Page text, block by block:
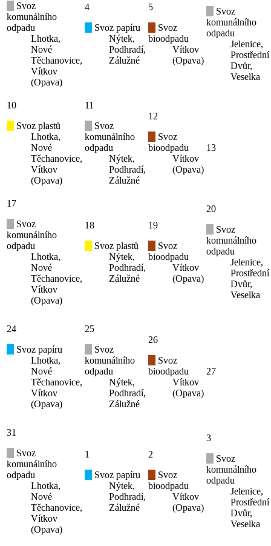
Svoz
komunálního
odpadu
Lhotka,
Nové
Těchanovice,
Vítkov
(Opava)
4
Svoz papíru
Nýtek,
Podhradí,
Zálužné
5
Svoz
bioodpadu
Vítkov
(Opava)
Svoz
komunálního
odpadu
Jelenice,
Prostřední
Dvůr,
Veselka
10
Svoz plastů
Lhotka,
Nové
Těchanovice,
Vítkov
(Opava)
11
Svoz
komunálního
odpadu
Nýtek,
Podhradí,
Zálužné
12
Svoz
bioodpadu
Vítkov
(Opava)
13
17
Svoz
komunálního
odpadu
Lhotka,
Nové
Těchanovice,
Vítkov
(Opava)
18
Svoz plastů
Nýtek,
Podhradí,
Zálužné
19
Svoz
bioodpadu
Vítkov
(Opava)
20
Svoz
komunálního
odpadu
Jelenice,
Prostřední
Dvůr,
Veselka
24
Svoz papíru
Lhotka,
Nové
Těchanovice,
Vítkov
(Opava)
25
Svoz
komunálního
odpadu
Nýtek,
Podhradí,
Zálužné
26
Svoz
bioodpadu
Vítkov
(Opava)
27
31
Svoz
komunálního
odpadu
Lhotka,
Nové
Těchanovice,
Vítkov
(Opava)
1
Svoz papíru
Nýtek,
Podhradí,
Zálužné
2
Svoz
bioodpadu
Vítkov
(Opava)
3
Svoz
komunálního
odpadu
Jelenice,
Prostřední
Dvůr,
Veselka